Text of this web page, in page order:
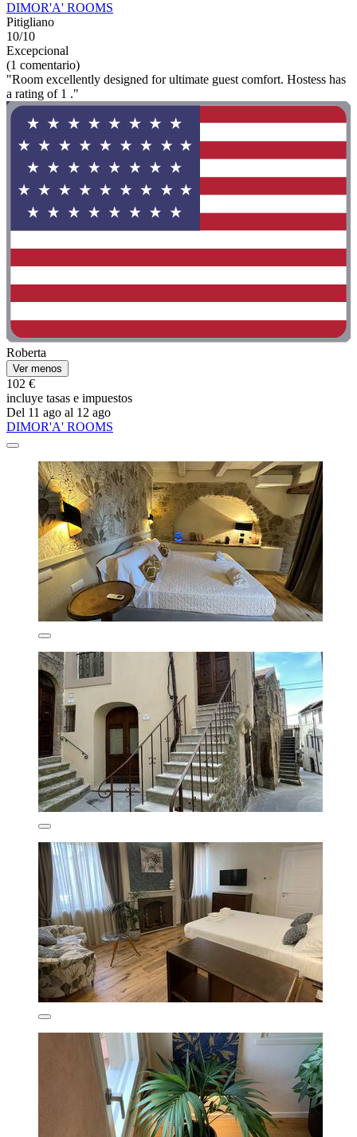
DIMOR'A' ROOMS
Pitigliano
10/10
Excepcional
(1 comentario)
"Room excellently designed for ultimate guest comfort. Hostess has
a rating of 1 ."
Roberta
Ver menos
102 €
incluye tasas e impuestos
Del 11 ago al 12 ago
DIMOR'A' ROOMS